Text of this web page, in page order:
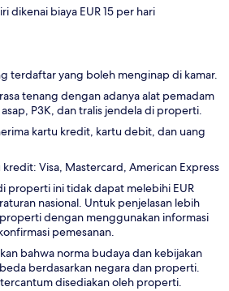
dikenai biaya EUR 15 per hari
terdaftar yang boleh menginap di kamar.
tenang dengan adanya alat pemadam
P3K, dan tralis jendela di properti.
kartu kredit, kartu debit, dan uang
Visa, Mastercard, American Express
properti ini tidak dapat melebihi EUR
nasional. Untuk penjelasan lebih
dengan menggunakan informasi
pemesanan.
bahwa norma budaya dan kebijakan
berdasarkan negara dan properti.
disediakan oleh properti.